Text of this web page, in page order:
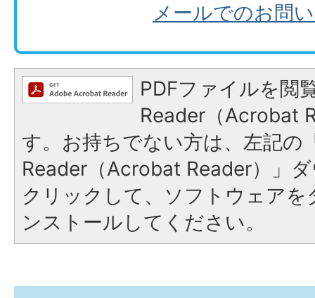
メールでのお問
PDFファイルを閲
Reader（Acrobat
す。お持ちでない方は、左記の
Reader（Acrobat Reader）」
クリックして、ソフトウェア
ンストールしてください。